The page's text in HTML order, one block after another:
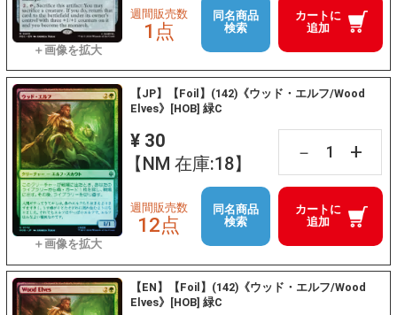
カートに
追加
週間販売数
1点
同名商品
検索
【JP】【Foil】(142)《ウッド・エルフ/Wood
Elves》[HOB] 緑C
¥ 30
【NM 在庫:18】
－ +
カートに
追加
週間販売数
12点
同名商品
検索
【EN】【Foil】(142)《ウッド・エルフ/Wood
Elves》[HOB] 緑C